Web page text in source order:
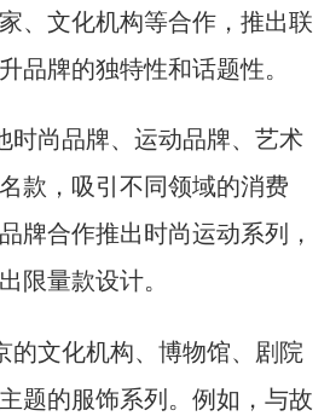
、文化机构等合作，推出联
品牌的独特性和话题性。
时尚品牌、运动品牌、艺术
款，吸引不同领域的消费
牌合作推出时尚运动系列，
限量款设计。
的文化机构、博物馆、剧院
题的服饰系列。例如，与故